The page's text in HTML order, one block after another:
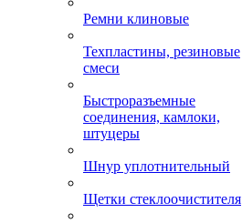
Ремни клиновые
Техпластины, резиновые
смеси
Быстроразъемные
соединения, камлоки,
штуцеры
Шнур уплотнительный
Щетки стеклоочистителя